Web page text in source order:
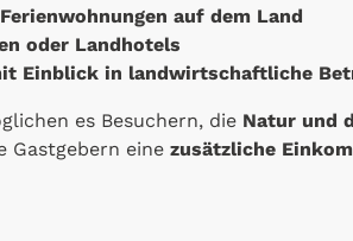
auf dem Land
oder Landhotels
Einblick in landwirtschaftliche
es Besuchern, die Natur und
Gastgebern eine zusätzliche